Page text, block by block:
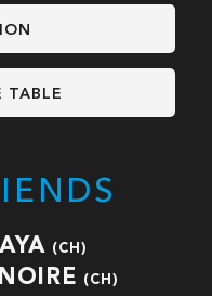
TABLE
(CH)
(CH)